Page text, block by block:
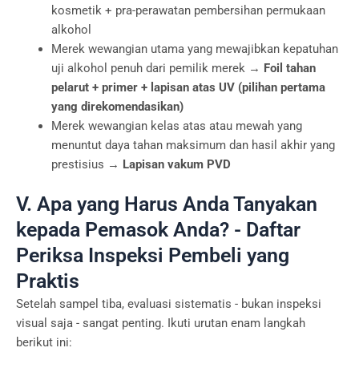
kosmetik + pra-perawatan pembersihan permukaan
alkohol
Merek wewangian utama yang mewajibkan kepatuhan
uji alkohol penuh dari pemilik merek → Foil tahan
pelarut + primer + lapisan atas UV (pilihan pertama
yang direkomendasikan)
Merek wewangian kelas atas atau mewah yang
menuntut daya tahan maksimum dan hasil akhir yang
prestisius → Lapisan vakum PVD
V. Apa yang Harus Anda Tanyakan
kepada Pemasok Anda? - Daftar
Periksa Inspeksi Pembeli yang
Praktis
Setelah sampel tiba, evaluasi sistematis - bukan inspeksi
visual saja - sangat penting. Ikuti urutan enam langkah
berikut ini: